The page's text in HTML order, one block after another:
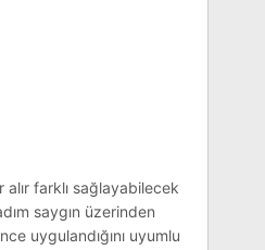
farklı sağlayabilecek
saygın üzerinden
uygulandığını uyumlu